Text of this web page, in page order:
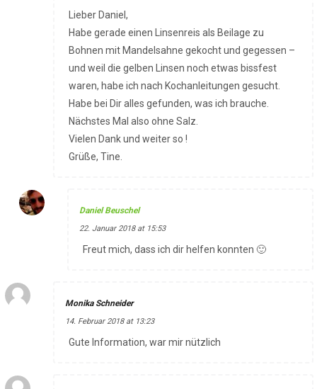
Lieber Daniel,
Habe gerade einen Linsenreis als Beilage zu
Bohnen mit Mandelsahne gekocht und gegessen –
und weil die gelben Linsen noch etwas bissfest
waren, habe ich nach Kochanleitungen gesucht.
Habe bei Dir alles gefunden, was ich brauche.
Nächstes Mal also ohne Salz.
Vielen Dank und weiter so !
Grüße, Tine.
Daniel Beuschel
22. Januar 2018 at 15:53
Freut mich, dass ich dir helfen konnten 🙂
Monika Schneider
14. Februar 2018 at 13:23
Gute Information, war mir nützlich